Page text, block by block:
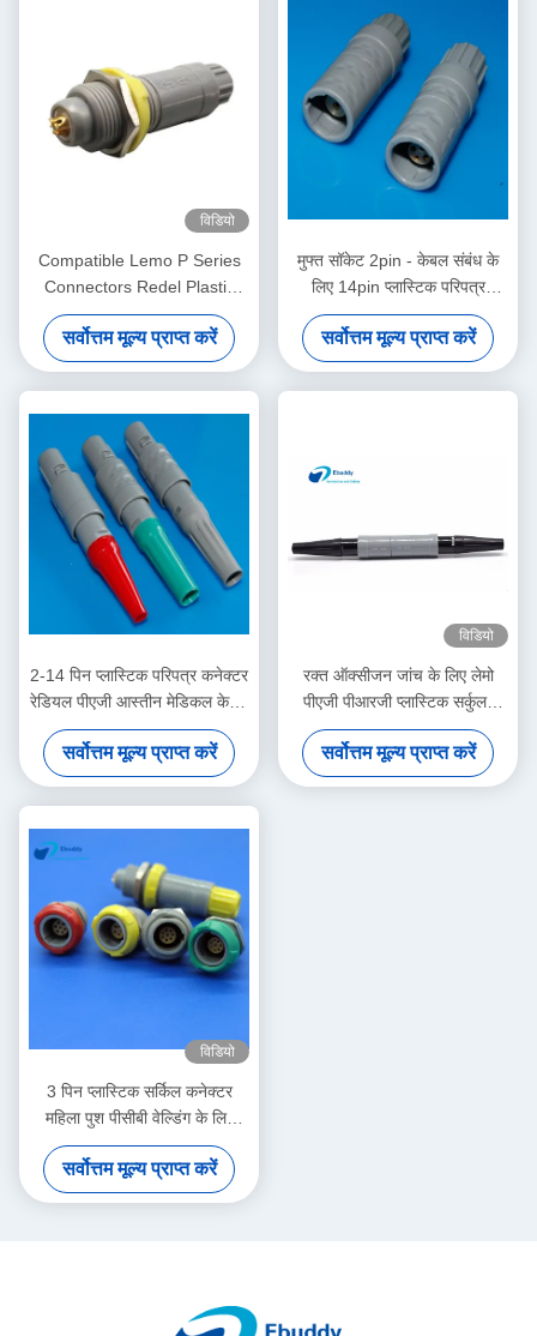
विडियो
Compatible Lemo P Series
Connectors Redel Plastic
Push-Pull Self-Locking
Connectors for Medical
Devices
सर्वोत्तम मूल्य प्राप्त करें
मुफ्त सॉकेट 2pin - केबल संबंध के
लिए 14pin प्लास्टिक परिपत्र
कनेक्टर्स
सर्वोत्तम मूल्य प्राप्त करें
2-14 पिन प्लास्टिक परिपत्र कनेक्टर
रेडियल पीएजी आस्तीन मेडिकल केबल
संयोजक रोगी मॉनिटर के लिए
सर्वोत्तम मूल्य प्राप्त करें
विडियो
रक्त ऑक्सीजन जांच के लिए लेमो
पीएजी पीआरजी प्लास्टिक सर्कुलर
कनेक्टर 4 पिन
सर्वोत्तम मूल्य प्राप्त करें
विडियो
3 पिन प्लास्टिक सर्किल कनेक्टर
महिला पुश पीसीबी वेल्डिंग के लिए
सॉकेट खींचो
सर्वोत्तम मूल्य प्राप्त करें